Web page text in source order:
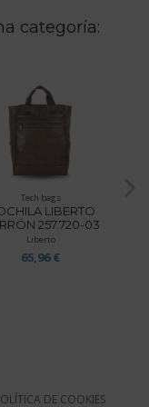
categoría:
Tech bags
LIBERTO
257.720-03
Liberto
65,96 €
DE COOKIES